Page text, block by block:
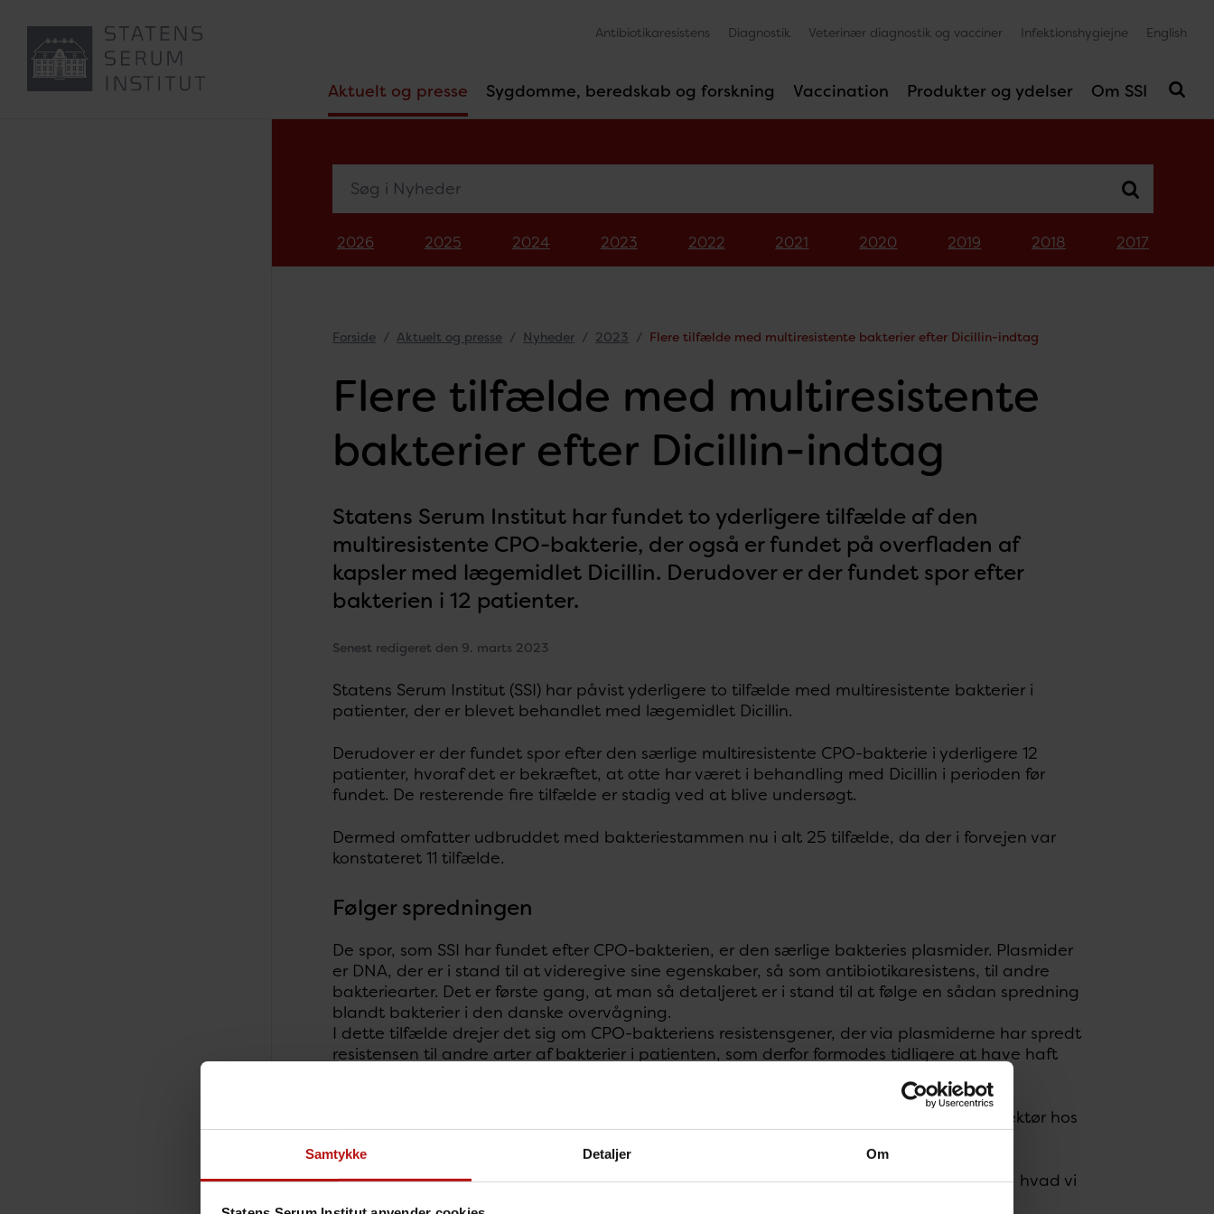
Samtykke Detaljer Om
Aktuelt og presse Sygdomme, beredskab og forskning Vaccination Produkter og ydelser Om SSI
Antibiotikaresistens Diagnostik Veterinær diagnostik og vacciner Infektionshygiejne English
2026 2025 2024 2023 2022 2021 2020 2019 2018 2017
Forside Aktuelt og presse Nyheder 2023 Flere tilfælde med multiresistente bakterier efter Dicillin-indtag
Flere tilfælde med multiresistente
bakterier efter Dicillin-indtag
Statens Serum Institut har fundet to yderligere tilfælde af den
multiresistente CPO-bakterie, der også er fundet på overfladen af
kapsler med lægemidlet Dicillin. Derudover er der fundet spor efter
bakterien i 12 patienter.
Senest redigeret den 9. marts 2023
Statens Serum Institut (SSI) har påvist yderligere to tilfælde med multiresistente bakterier i
patienter, der er blevet behandlet med lægemidlet Dicillin.
Derudover er der fundet spor efter den særlige multiresistente CPO-bakterie i yderligere 12
patienter, hvoraf det er bekræftet, at otte har været i behandling med Dicillin i perioden før
fundet. De resterende fire tilfælde er stadig ved at blive undersøgt.
Dermed omfatter udbruddet med bakteriestammen nu i alt 25 tilfælde, da der i forvejen var
konstateret 11 tilfælde.
Følger spredningen
De spor, som SSI har fundet efter CPO-bakterien, er den særlige bakteries plasmider. Plasmider
er DNA, der er i stand til at videregive sine egenskaber, så som antibiotikaresistens, til andre
bakteriearter. Det er første gang, at man så detaljeret er i stand til at følge en sådan spredning
blandt bakterier i den danske overvågning.
I dette tilfælde drejer det sig om CPO-bakteriens resistensgener, der via plasmiderne har spredt
resistensen til andre arter af bakterier i patienten, som derfor formodes tidligere at have haft
SSI følger nøje udviklingen i spredningen af de multiresistente bakterier, siger faglig direktør hos
”Det her er ikke noget, der er farligt for den enkelte patient, men vi skal naturligvis gøre, hvad vi
kan, for at undgå spredning af multiresistente bakterier”, siger hun og fortsætter: